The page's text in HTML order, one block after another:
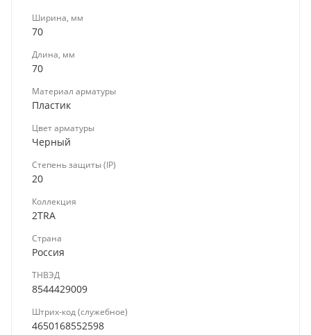
Ширина, мм
70
Длина, мм
70
Материал арматуры
Пластик
Цвет арматуры
Черный
Степень защиты (IP)
20
Коллекция
2TRA
Страна
Россия
ТНВЭД
8544429009
Штрих-код (служебное)
4650168552598